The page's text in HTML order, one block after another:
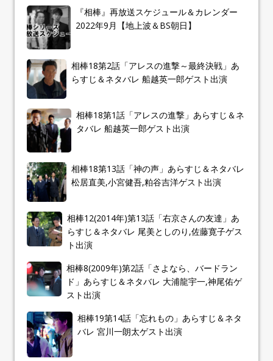
『相棒』再放送スケジュール＆カレンダー
2022年9月【地上波＆BS朝日】
相棒18第2話「アレスの進撃～最終決戦」あ
らすじ＆ネタバレ 船越英一郎ゲスト出演
相棒18第1話「アレスの進撃」あらすじ＆ネ
タバレ 船越英一郎ゲスト出演
相棒18第13話「神の声」あらすじ＆ネタバレ
松居直美,小宮健吾,粕谷吉洋ゲスト出演
相棒12(2014年)第13話「右京さんの友達」あ
らすじ＆ネタバレ 尾美としのり,佐藤寛子ゲス
ト出演
相棒8(2009年)第2話「さよなら、バードラン
ド」あらすじ＆ネタバレ 大浦龍宇一,神尾佑ゲ
スト出演
相棒19第14話「忘れもの」あらすじ＆ネタ
バレ 宮川一朗太ゲスト出演